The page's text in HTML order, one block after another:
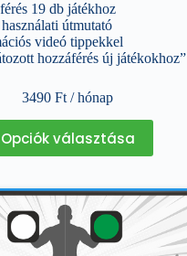
19 db játékhoz
útmutató
videó tippekkel
hozzáférés új játékokhoz”
3490Ft / hónap
Opciók választása
Ennek
a
terméknek
variációja
van.
A
változatok